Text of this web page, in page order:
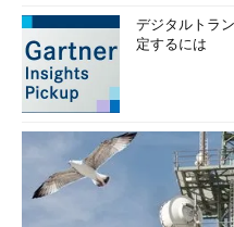
デジタルトラ
定するには